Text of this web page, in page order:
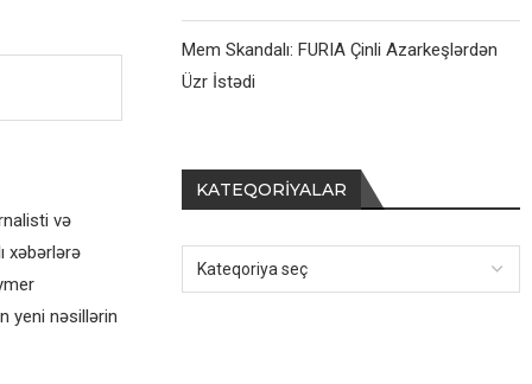
və
xəbərlərə
yeni nəsillərin
Mem Skandalı: FURIA Çinli Azarkeşlərdən
Üzr İstədi
KATEQORIYALAR